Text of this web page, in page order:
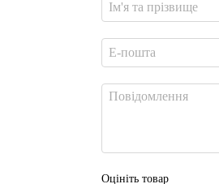
Оцініть товар